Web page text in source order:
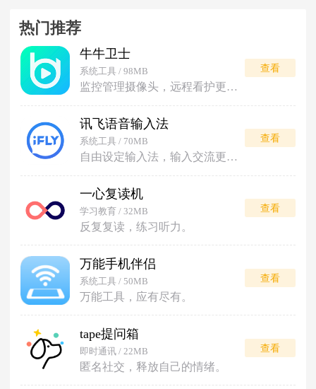
热门推荐
牛牛卫士
系统工具 / 98MB
监控管理摄像头，远程看护更安心。
查看
讯飞语音输入法
系统工具 / 70MB
自由设定输入法，输入交流更便利。
查看
一心复读机
学习教育 / 32MB
反复复读，练习听力。
查看
万能手机伴侣
系统工具 / 50MB
万能工具，应有尽有。
查看
tape提问箱
即时通讯 / 22MB
匿名社交，释放自己的情绪。
查看